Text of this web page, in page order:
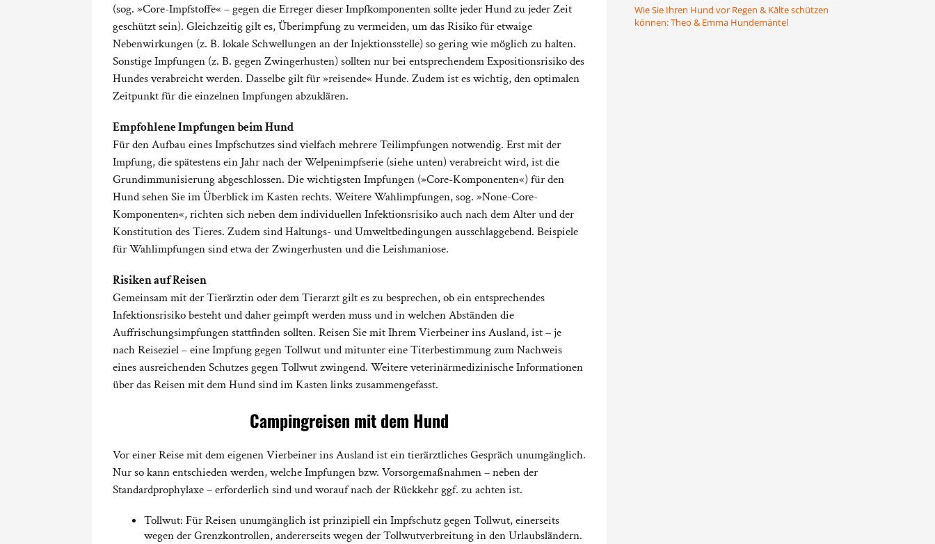
(sog. »Core-Impfstoffe« – gegen die Erreger dieser Impfkomponenten sollte jeder Hund zu jeder Zeit
geschützt sein). Gleichzeitig gilt es, Überimpfung zu vermeiden, um das Risiko für etwaige
Nebenwirkungen (z. B. lokale Schwellungen an der Injektionsstelle) so gering wie möglich zu halten.
Sonstige Impfungen (z. B. gegen Zwingerhusten) sollten nur bei entsprechendem Expositionsrisiko des
Hundes verabreicht werden. Dasselbe gilt für »reisende« Hunde. Zudem ist es wichtig, den optimalen
Zeitpunkt für die einzelnen Impfungen abzuklären.
Empfohlene Impfungen beim Hund
Für den Aufbau eines Impfschutzes sind vielfach mehrere Teilimpfungen notwendig. Erst mit der
Impfung, die spätestens ein Jahr nach der Welpenimpfserie (siehe unten) verabreicht wird, ist die
Grundimmunisierung abgeschlossen. Die wichtigsten Impfungen (»Core-Komponenten«) für den
Hund sehen Sie im Überblick im Kasten rechts. Weitere Wahlimpfungen, sog. »None-Core-
Komponenten«, richten sich neben dem individuellen Infektionsrisiko auch nach dem Alter und der
Konstitution des Tieres. Zudem sind Haltungs- und Umweltbedingungen ausschlaggebend. Beispiele
für Wahlimpfungen sind etwa der Zwingerhusten und die Leishmaniose.
Risiken auf Reisen
Gemeinsam mit der Tierärztin oder dem Tierarzt gilt es zu besprechen, ob ein entsprechendes
Infektionsrisiko besteht und daher geimpft werden muss und in welchen Abständen die
Auffrischungsimpfungen stattfinden sollten. Reisen Sie mit Ihrem Vierbeiner ins Ausland, ist – je
nach Reiseziel – eine Impfung gegen Tollwut und mitunter eine Titerbestimmung zum Nachweis
eines ausreichenden Schutzes gegen Tollwut zwingend. Weitere veterinärmedizinische Informationen
über das Reisen mit dem Hund sind im Kasten links zusammengefasst.
Campingreisen mit dem Hund
Vor einer Reise mit dem eigenen Vierbeiner ins Ausland ist ein tierärztliches Gespräch unumgänglich.
Nur so kann entschieden werden, welche Impfungen bzw. Vorsorgemaßnahmen – neben der
Standardprophylaxe – erforderlich sind und worauf nach der Rückkehr ggf. zu achten ist.
Tollwut: Für Reisen unumgänglich ist prinzipiell ein Impfschutz gegen Tollwut, einerseits
wegen der Grenzkontrollen, andererseits wegen der Tollwutverbreitung in den Urlaubsländern.
Wie Sie Ihren Hund vor Regen & Kälte schützen
können: Theo & Emma Hundemäntel